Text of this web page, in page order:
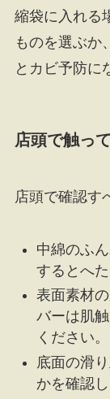
縮袋に入れる
ものを選ぶか
とカビ予防に
店頭で触っ
店頭で確認す
中綿のふ
するとへ
表面素材
バーは肌
ください。
底面の滑
かを確認し